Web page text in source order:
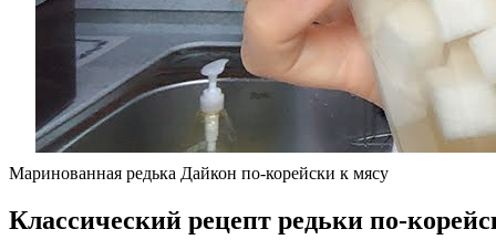
Маринованная редька Дайкон по-корейски к мясу
Классический рецепт редьки по-